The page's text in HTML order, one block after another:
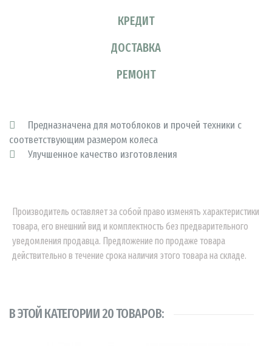
КРЕДИТ
ДОСТАВКА
РЕМОНТ
Предназначена для мотоблоков и прочей техники с
соответствующим размером колеса
Улучшенное качество изготовления
Производитель оставляет за собой право изменять характеристики
товара, его внешний вид и комплектность без предварительного
уведомления продавца. Предложение по продаже товара
действительно в течение срока наличия этого товара на складе.
В ЭТОЙ КАТЕГОРИИ 20 ТОВАРОВ: